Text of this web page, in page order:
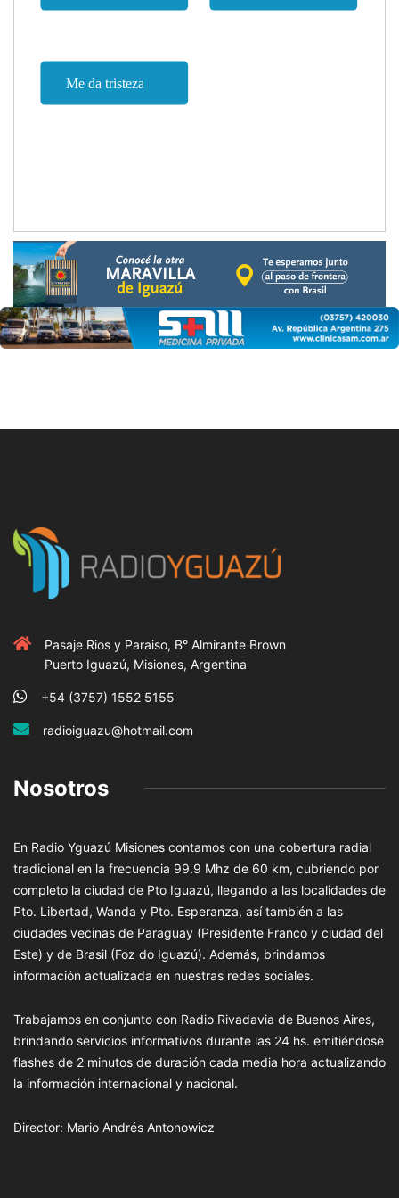
Pasaje Rios y Paraiso, B° Almirante Brown
Puerto Iguazú, Misiones, Argentina
+54 (3757) 1552 5155
radioiguazu@hotmail.com
Nosotros
En Radio Yguazú Misiones contamos con una cobertura radial
tradicional en la frecuencia 99.9 Mhz de 60 km, cubriendo por
completo la ciudad de Pto Iguazú, llegando a las localidades de
Pto. Libertad, Wanda y Pto. Esperanza, así también a las
ciudades vecinas de Paraguay (Presidente Franco y ciudad del
Este) y de Brasil (Foz do Iguazú). Además, brindamos
información actualizada en nuestras redes sociales.
Trabajamos en conjunto con Radio Rivadavia de Buenos Aires,
brindando servicios informativos durante las 24 hs. emitiéndose
flashes de 2 minutos de duración cada media hora actualizando
la información internacional y nacional.
Director: Mario Andrés Antonowicz